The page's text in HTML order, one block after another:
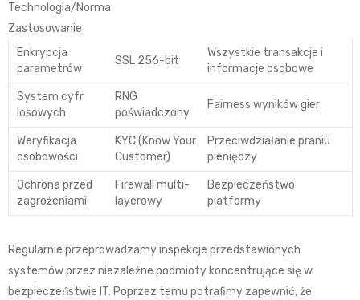
Technologia/Norma
Zastosowanie
Enkrypcja
parametrów
SSL 256-bit
Wszystkie transakcje i
informacje osobowe
System cyfr
losowych
RNG
poświadczony
Fairness wyników gier
Weryfikacja
osobowości
KYC (Know Your
Customer)
Przeciwdziałanie praniu
pieniędzy
Ochrona przed
zagrożeniami
Firewall multi-
layerowy
Bezpieczeństwo
platformy
Regularnie przeprowadzamy inspekcje przedstawionych
systemów przez niezależne podmioty koncentrujące się w
bezpieczeństwie IT. Poprzez temu potrafimy zapewnić, że